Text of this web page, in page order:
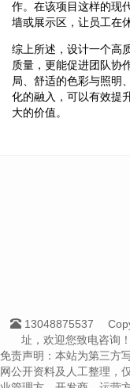
作。在该项目这样的现
墙或展示区，让员工在
综上所述，设计一个高
质量，更能促进团队协
局、舒适的色彩与照明
化的融入，可以有效提
大的价值。
13048875537
址，欢迎您致电咨询
免责声明：本站为第三方
网公开资料及人工整理，